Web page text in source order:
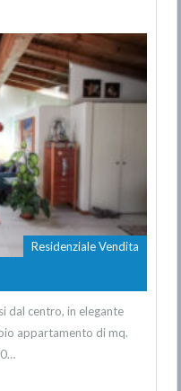
Residenziale Vendita
dal centro, in elegante
appartamento di mq.